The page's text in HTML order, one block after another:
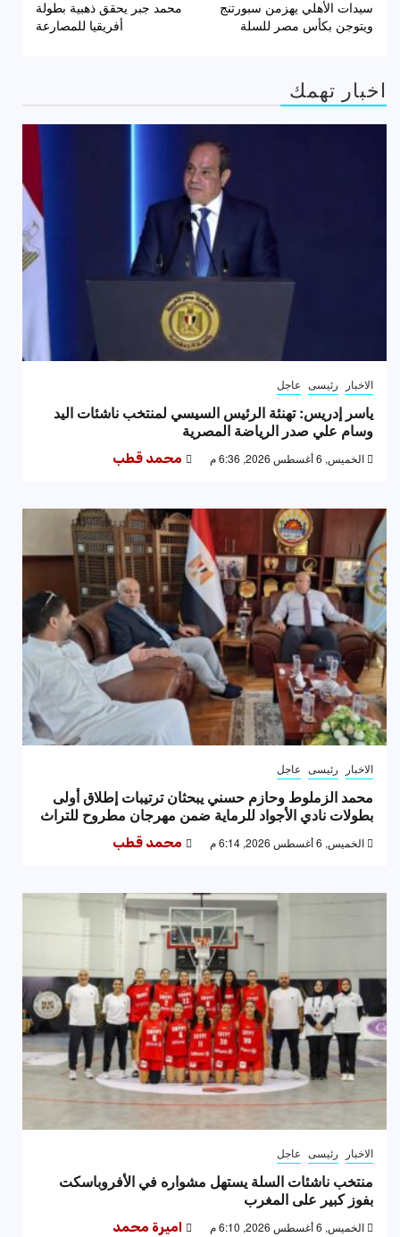
المقالات
محمد جبر يحقق ذهبية بطولة
أفريقيا للمصارعة
سيدات الأهلي يهزمن سبورتنج
ويتوجن بكأس مصر للسلة
اخبار تهمك
الاخبار رئيسى عاجل
ياسر إدريس: تهنئة الرئيس السيسي لمنتخب ناشئات اليد
وسام علي صدر الرياضة المصرية
الخميس, 6 أغسطس 2026, 6:36 م محمد قطب
الاخبار رئيسى عاجل
محمد الزملوط وحازم حسني يبحثان ترتيبات إطلاق أولى
بطولات نادي الأجواد للرماية ضمن مهرجان مطروح للتراث
الخميس, 6 أغسطس 2026, 6:14 م محمد قطب
الاخبار رئيسى عاجل
منتخب ناشئات السلة يستهل مشواره في الأفروباسكت
بفوز كبير على المغرب
الخميس, 6 أغسطس 2026, 6:10 م اميرة محمد